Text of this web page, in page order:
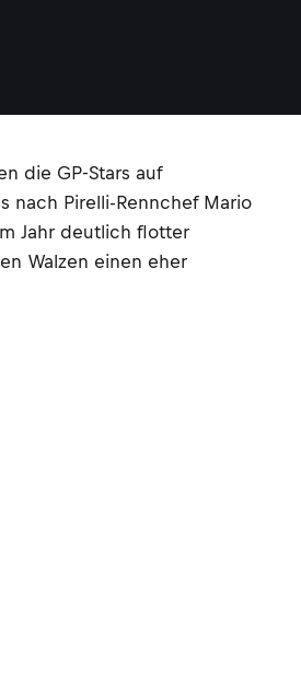
die GP-Stars auf
nach Pirelli-Rennchef Mario
Jahr deutlich flotter
Walzen einen eher